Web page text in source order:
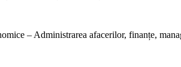
– Administrarea afacerilor, finanțe,